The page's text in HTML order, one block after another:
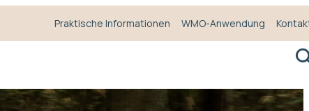
Praktische Informationen WMO-Anwendung